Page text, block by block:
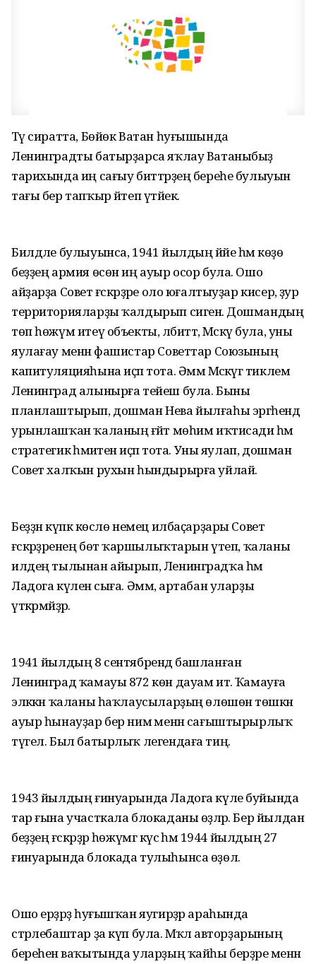
Тәү сиратта, Бөйөк Ватан һуғышында
Ленинградты батырҙарса яҡлау Ватаныбыҙ
тарихында иң сағыу биттәрҙең береһе булыуын
тағы бер тапҡыр әйтеп үтәйек.
Билдәле булыуынса, 1941 йылдың йәйе һәм көҙө
беҙҙең армия өсөн иң ауыр осор була. Ошо
айҙарҙа Совет ғәскәрҙәре оло юғалтыуҙар кисерә, ҙур
территорияларҙы ҡалдырып сигенә. Дошмандың
төп һөжүм итеү объекты, әлбиттә, Мәскәү була, уны
яулағау менән фашистар Советтар Союзының
капитуляцияһына иҫәп тота. Әммә Мәскәүгә тиклем
Ленинград алынырға тейеш була. Быны
планлаштырып, дошман Нева йылғаһы эргәһендә
урынлашҡан ҡаланың ғәйәт мөһим иҡтисади һәм
стратегик әһәмиәтенә иҫәп тота. Уны яулап, дошман
Совет халҡын рухын һындырырға уйлай.
Беҙҙән күпкә көслө немец илбаҫарҙары Совет
ғәскәрҙәренең бөтә ҡаршылыҡтарын үтеп, ҡаланы
илдең тылынан айырып, Ленинградҡа һәм
Ладога күленә сыға. Әммә, артабан уларҙы
үткәрмәйҙәр.
1941 йылдың 8 сентябрендә башланған
Ленинград ҡамауы 872 көн дауам итә. Ҡамауға
эләккән ҡаланы һаҡлаусыларҙың өлөшөнә төшкән
ауыр һынауҙар бер нимә менән сағыштырырлыҡ
түгел. Был батырлыҡ легендаға тиң.
1943 йылдың ғинуарында Ладога күле буйында
тар ғына участкала блокаданы өҙәләр. Бер йылдан
беҙҙең ғәскәрҙәр һөжүмгә күсә һәм 1944 йылдың 27
ғинуарында блокада тулыһынса өҙөлә.
Ошо ерҙәрҙә һуғышҡан яугирҙәр араһында
стәрлебаштар ҙа күп була. Мәҡәлә авторҙарының
береһенә ваҡытында уларҙың ҡайһы берҙәре менән